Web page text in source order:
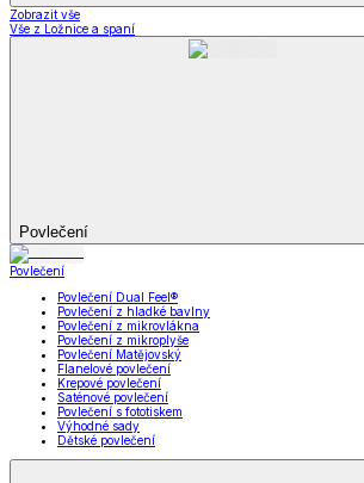
Zobrazit vše
Vše z Ložnice a spaní
Povlečení
Povlečení
Povlečení Dual Feel®
Povlečení z hladké bavlny
Povlečení z mikrovlákna
Povlečení z mikroplyše
Povlečení Matějovský
Flanelové povlečení
Krepové povlečení
Saténové povlečení
Povlečení s fototiskem
Výhodné sady
Dětské povlečení